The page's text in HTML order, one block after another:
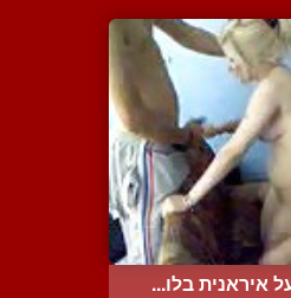
איראנית בלו...